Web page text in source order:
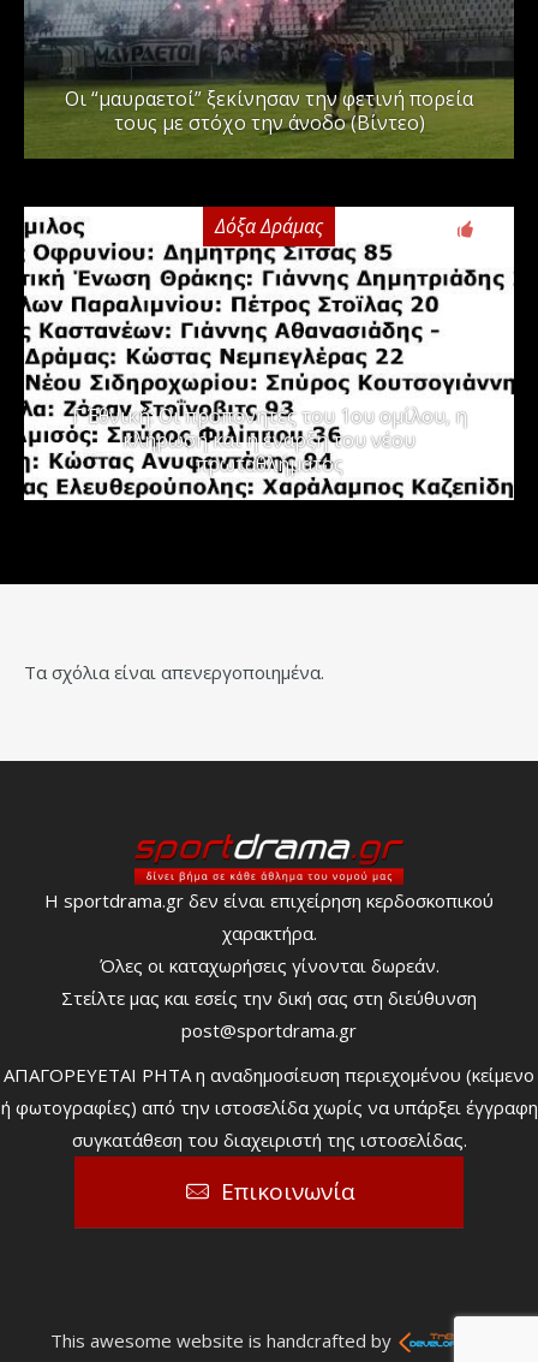
Οι “μαυραετοί” ξεκίνησαν την φετινή πορεία
τους με στόχο την άνοδο (Βίντεο)
Δόξα Δράμας
Γ΄ Εθνική: Οι προπονητές του 1ου ομίλου, η
κλήρωση και η έναρξη του νέου
πρωταθλήματος
Τα σχόλια είναι απενεργοποιημένα.
Η sportdrama.gr δεν είναι επιχείρηση κερδοσκοπικού
χαρακτήρα.
Όλες οι καταχωρήσεις γίνονται δωρεάν.
Στείλτε μας και εσείς την δική σας στη διεύθυνση
post@sportdrama.gr
ΑΠΑΓΟΡΕΥΕΤΑΙ ΡΗΤΑ η αναδημοσίευση περιεχομένου (κείμενο
ή φωτογραφίες) από την ιστοσελίδα χωρίς να υπάρξει έγγραφη
συγκατάθεση του διαχειριστή της ιστοσελίδας.
Επικοινωνία
This awesome website is handcrafted by